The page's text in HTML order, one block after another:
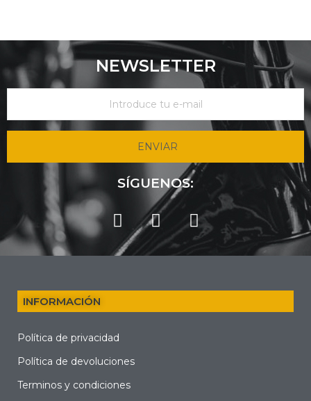
NEWSLETTER
ENVIAR
SÍGUENOS:
INFORMACIÓN
Política de privacidad
Política de devoluciones
Terminos y condiciones